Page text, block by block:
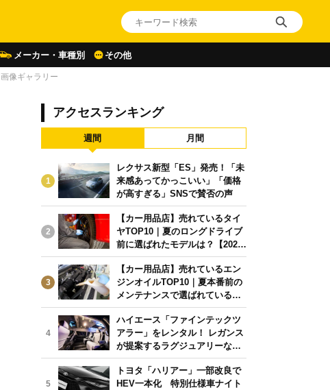
メーカー・車種別 その他
画像ギャラリー
アクセスランキング
週間 月間
1
レクサス新型「ES」発売！「未
来感あってかっこいい」「価格
が高すぎる」SNSで賛否の声
2
【カー用品店】売れているタイ
ヤTOP10｜夏のロングドライブ
前に選ばれたモデルは？【2026
年6月版】
3
【カー用品店】売れているエン
ジンオイルTOP10｜夏本番前の
メンテナンスで選ばれている人
気モデルは？【2026年6月版】
4
ハイエース「ファインテックツ
アラー」をレンタル！ レガンス
が提案するラグジュアリーな移
動体験
5
トヨタ「ハリアー」一部改良で
HEV一本化 特別仕様車ナイト